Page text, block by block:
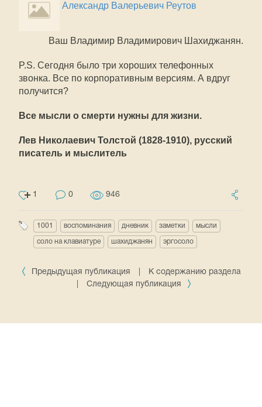
Александр Валерьевич Реутов
Ваш Владимир Владимирович Шахиджанян.
P.S. Сегодня было три хороших телефонных
звонка. Все по корпоративным версиям. А вдруг
получится?
Все мысли о смерти нужны для жизни.
Лев Николаевич Толстой (1828-1910), русский
писатель и мыслитель
1 0 946
1001 воспоминания дневник заметки мысли
соло на клавиатуре шахиджанян эргосоло
Предыдущая публикация
К содержанию раздела
Следующая публикация